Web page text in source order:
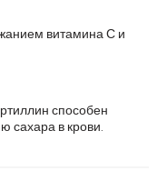
витамина С и
способен
сахара в крови.